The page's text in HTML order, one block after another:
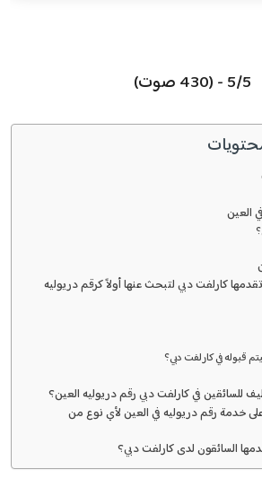
5/5 - (430 صوت)
العين
كارلفت دبي لتبحث عنها أولاً كرقم دريوليه
قبوله في كارلفت دبي؟
للسائقين في كارلفت دبي رقم دريوليه العين؟
خدمة رقم دريوليه في العين لأي نوع من
السائقون لدى كارلفت دبي؟